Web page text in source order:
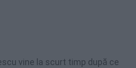
vine la scurt timp după ce